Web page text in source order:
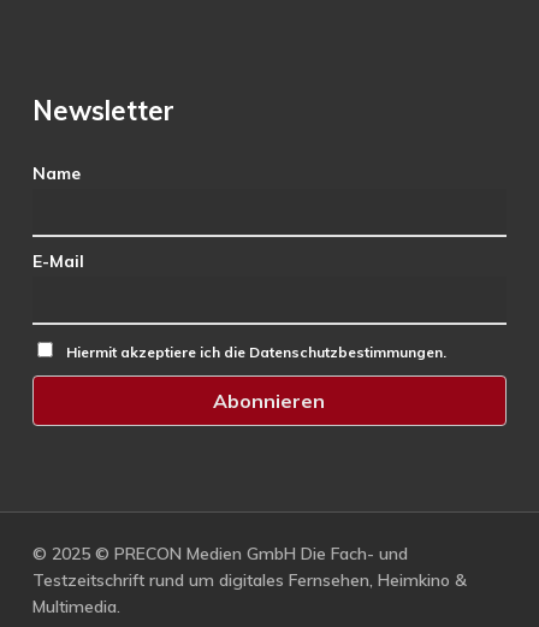
Newsletter
Name
E-Mail
Hiermit akzeptiere ich die Datenschutzbestimmungen.
© 2025 © PRECON Medien GmbH Die Fach- und
Testzeitschrift rund um digitales Fernsehen, Heimkino &
Multimedia.